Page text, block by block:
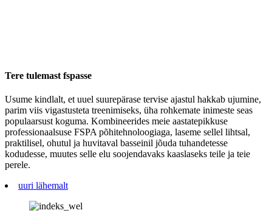
Tere tulemast fspasse
Usume kindlalt, et uuel suurepärase tervise ajastul hakkab ujumine,
parim viis vigastusteta treenimiseks, üha rohkemate inimeste seas
populaarsust koguma. Kombineerides meie aastatepikkuse
professionaalsuse FSPA põhitehnoloogiaga, laseme sellel lihtsal,
praktilisel, ohutul ja huvitaval basseinil jõuda tuhandetesse
kodudesse, muutes selle elu soojendavaks kaaslaseks teile ja teie
perele.
uuri lähemalt